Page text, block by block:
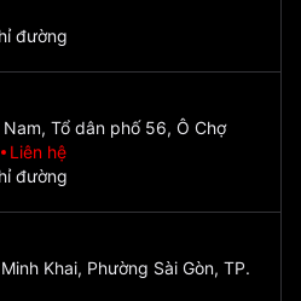
đường
Tổ dân phố 56, Ô Chợ
Liên hệ
đường
Khai, Phường Sài Gòn, TP.